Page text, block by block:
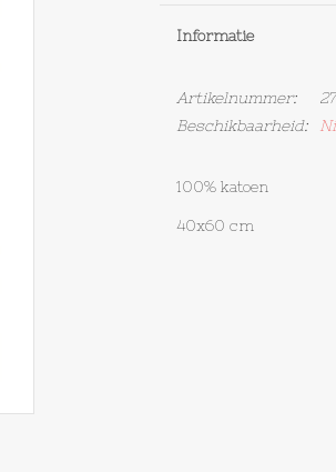
Informatie
Artikelnummer:
Beschikbaarheid:
100% katoen
40x60 cm